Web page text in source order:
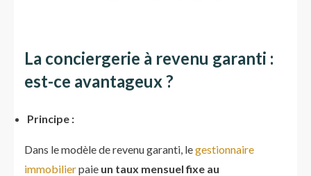
La conciergerie à revenu garanti :
est-ce avantageux ?
Principe :
Dans le modèle de revenu garanti, legestionnaire
immobilierpaie un taux mensuel fixe au